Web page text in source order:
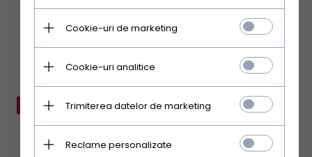
479,75RON 606,33 RON
PROMOȚIE
Cookie-uri de marketing
Cookie-uri analitice
Trimiterea datelor de marketing
Reclame personalizate